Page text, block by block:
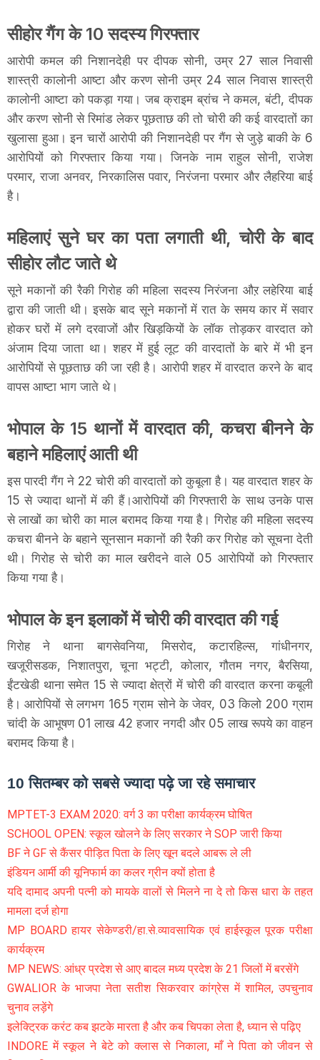
सीहोर गैंग के 10 सदस्य गिरफ्तार
आरोपी कमल की निशानदेही पर दीपक सोनी, उम्र 27 साल निवासी
शास्त्री कालोनी आष्टा और करण सोनी उम्र 24 साल निवास शास्त्री
कालोनी आष्टा को पकड़ा गया। जब क्राइम ब्रांच ने कमल, बंटी, दीपक
और करण सोनी से रिमांड लेकर पूछताछ की तो चोरी की कई वारदातों का
खुलासा हुआ। इन चारों आरोपी की निशानदेही पर गैंग से जुड़े बाकी के 6
आरोपियों को गिरफ्तार किया गया। जिनके नाम राहुल सोनी, राजेश
परमार, राजा अनवर, निरकालिस पवार, निरंजना परमार और लैहरिया बाई
है।
महिलाएं सुने घर का पता लगाती थी, चोरी के बाद
सीहोर लौट जाते थे
सूने मकानों की रैकी गिरोह की महिला सदस्य निरंजना औऱ लहेरिया बाई
द्वारा की जाती थी। इसके बाद सूने मकानों में रात के समय कार में सवार
होकर घरों में लगे दरवाजों और खिड़कियों के लॉक तोड़कर वारदात को
अंजाम दिया जाता था। शहर में हुई लूट की वारदातों के बारे में भी इन
आरोपियों से पूछताछ की जा रही है। आरोपी शहर में वारदात करने के बाद
वापस आष्टा भाग जाते थे।
भोपाल के 15 थानों में वारदात की, कचरा बीनने के
बहाने महिलाएं आती थी
इस पारदी गैंग ने 22 चोरी की वारदातों को कुबूला है। यह वारदात शहर के
15 से ज्यादा थानों में की हैं।आरोपियों की गिरफ्तारी के साथ उनके पास
से लाखों का चोरी का माल बरामद किया गया है। गिरोह की महिला सदस्य
कचरा बीनने के बहाने सूनसान मकानों की रैकी कर गिरोह को सूचना देती
थी। गिरोह से चोरी का माल खरीदने वाले 05 आरोपियों को गिरफ्तार
किया गया है।
भोपाल के इन इलाकों में चोरी की वारदात की गई
गिरोह ने थाना बागसेवनिया, मिसरोद, कटारहिल्स, गांधीनगर,
खजूरीसडक, निशातपुरा, चूना भट्टी, कोलार, गौतम नगर, बैरसिया,
ईंटखेडी थाना समेत 15 से ज्यादा क्षेत्रों में चोरी की वारदात करना कबूली
है। आरोपियों से लगभग 165 ग्राम सोने के जेवर, 03 किलो 200 ग्राम
चांदी के आभूषण 01 लाख 42 हजार नगदी और 05 लाख रूपये का वाहन
बरामद किया है।
10 सितम्बर को सबसे ज्यादा पढ़े जा रहे समाचार
MPTET-3 EXAM 2020: वर्ग 3 का परीक्षा कार्यक्रम घोषित
SCHOOL OPEN: स्कूल खोलने के लिए सरकार ने SOP जारी किया
BF ने GF से कैंसर पीड़ित पिता के लिए खून बदले आबरू ले ली
इंडियन आर्मी की यूनिफार्म का कलर ग्रीन क्यों होता है
यदि दामाद अपनी पत्नी को मायके वालों से मिलने ना दे तो किस धारा के तहत
मामला दर्ज होगा
MP BOARD हायर सेकेण्डरी/हा.से.व्यावसायिक एवं हाईस्कूल पूरक परीक्षा
कार्यक्रम
MP NEWS: आंध्र प्रदेश से आए बादल मध्य प्रदेश के 21 जिलों में बरसेंगे
GWALIOR के भाजपा नेता सतीश सिकरवार कांग्रेस में शामिल, उपचुनाव
चुनाव लड़ेंगे
इलेक्ट्रिक करंट कब झटके मारता है और कब चिपका लेता है, ध्यान से पढ़िए
INDORE में स्कूल ने बेटे को क्लास से निकाला, माँ ने पिता को जीवन से